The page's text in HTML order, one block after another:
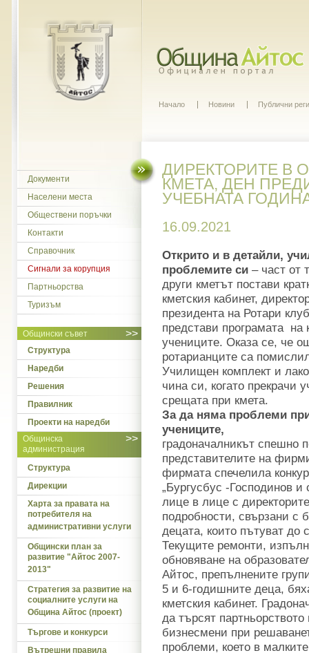
Документи
Населени места
Обществени поръчки
Контакти
Справочник
Сигнали за корупция
Партньорства
Туризъм
>>
Общински съвет
Структура
Наредби
Решения
Правилник
Проекти на наредби
>>
Общинска
администрация
Структура
Дирекции
Харта за правата на
потребителя на
административни услуги
Общински план за
развитие "Айтос 2007-
2013"
Стратегия за развитие на
социалните услуги на
Община Айтос (проект)
Търгове и конкурси
Вътрешни правила
Начало Новини Публични
ДИРЕКТОРИТЕ В
КМЕТА, ДЕН
УЧЕБНАТА
16.09.2021
Открито и в детайли,
проблемите си – част от
други кметът постави
кметския кабинет,
президента на Ротари
представи програмата на
учениците. Оказа се, че
ротарианците са
Училищен комплект и
чина си, когато прекрачи
срещата при кмета.
За да няма проблеми
учениците,
градоначалникът спешно
представителите на
фирмата спечелила
„Бургусбус -Господинов
лице в лице с
подробности, свързани с
децата, които пътуват
Текущите ремонти,
обновяване на
Айтос, препълнените
5 и 6-годишните деца,
кметския кабинет.
да търсят
бизнесмени при
проблеми, което в